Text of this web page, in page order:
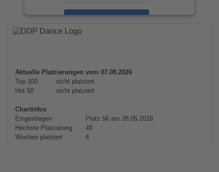
Akzeptieren
powered by
Aktuelle Platzierungen vom 07.08.2026
Top 100
nicht platziert
Hot 50
nicht platziert
Chartinfos
Eingestiegen
Platz 56 am 28.05.2018
Höchste Platzierung
49
Wochen platziert
4